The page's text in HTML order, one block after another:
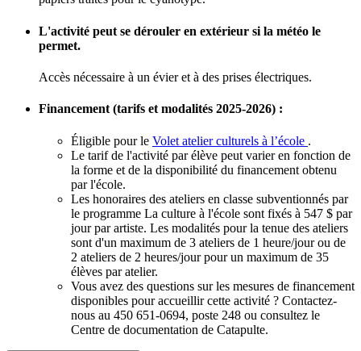
L'activité peut se dérouler en extérieur si la météo le
permet.
Accès nécessaire à un évier et à des prises électriques.
Financement (tarifs et modalités 2025-2026) :
Éligible pour le Volet atelier culturels à l’école .
Le tarif de l'activité par élève peut varier en fonction de
la forme et de la disponibilité du financement obtenu
par l'école.
Les honoraires des ateliers en classe subventionnés par
le programme La culture à l'école sont fixés à 547 $ par
jour par artiste. Les modalités pour la tenue des ateliers
sont d'un maximum de 3 ateliers de 1 heure/jour ou de
2 ateliers de 2 heures/jour pour un maximum de 35
élèves par atelier.
Vous avez des questions sur les mesures de financement
disponibles pour accueillir cette activité ? Contactez-
nous au 450 651-0694, poste 248 ou consultez le
Centre de documentation de Catapulte.